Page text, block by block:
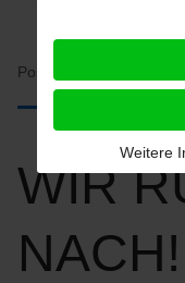
Posted in:
WIR
NACH!
Weitere